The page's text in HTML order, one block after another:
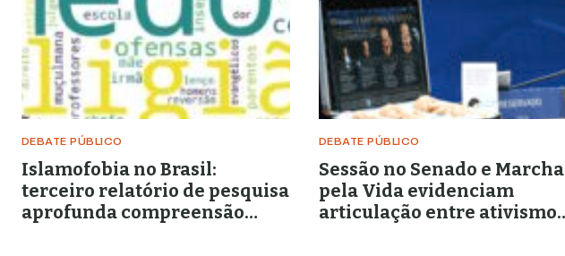
DEBATE PÚBLICO
Islamofobia no Brasil:
terceiro relatório de pesquisa
aprofunda compreensão
DEBATE PÚBLICO
Sessão no Senado e Marcha
pela Vida evidenciam
articulação entre ativismo